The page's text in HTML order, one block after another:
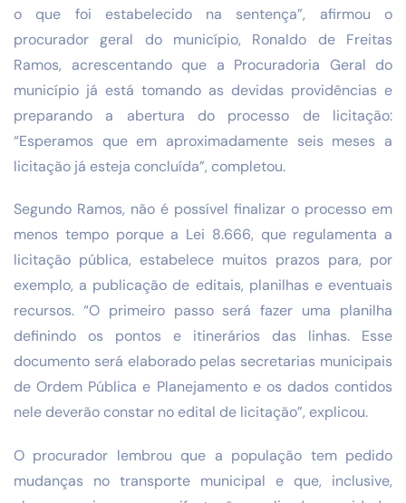
o que foi estabelecido na sentença”, afirmou o
procurador geral do município, Ronaldo de Freitas
Ramos, acrescentando que a Procuradoria Geral do
município já está tomando as devidas providências e
preparando a abertura do processo de licitação:
“Esperamos que em aproximadamente seis meses a
licitação já esteja concluída”, completou.
Segundo Ramos, não é possível finalizar o processo em
menos tempo porque a Lei 8.666, que regulamenta a
licitação pública, estabelece muitos prazos para, por
exemplo, a publicação de editais, planilhas e eventuais
recursos. “O primeiro passo será fazer uma planilha
definindo os pontos e itinerários das linhas. Esse
documento será elaborado pelas secretarias municipais
de Ordem Pública e Planejamento e os dados contidos
nele deverão constar no edital de licitação”, explicou.
O procurador lembrou que a população tem pedido
mudanças no transporte municipal e que, inclusive,